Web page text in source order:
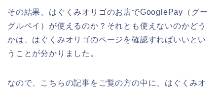
その結果、はぐくみオリゴのお店でGooglePay（グー
グルペイ）が使えるのか？それとも使えないのかどう
かは、はぐくみオリゴのページを確認すればいいとい
うことが分かりました。
なので、こちらの記事をご覧の方の中に、はぐくみオ